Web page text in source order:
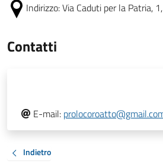
Indirizzo:Via Caduti per la Patria,
Contatti
E-mail:
Indietro